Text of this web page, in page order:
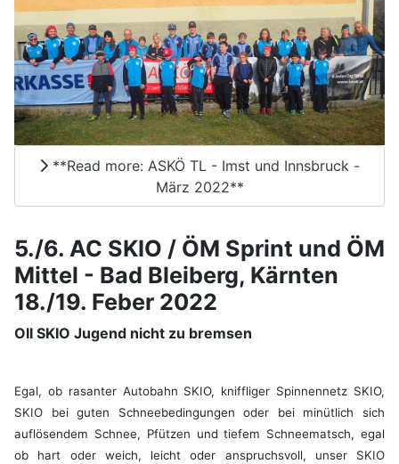
**Read more: ASKÖ TL - Imst und Innsbruck -
März 2022**
5./6. AC SKIO / ÖM Sprint und ÖM
Mittel - Bad Bleiberg, Kärnten
18./19. Feber 2022
OII SKIO Jugend nicht zu bremsen
Egal, ob rasanter Autobahn SKIO, kniffliger Spinnennetz SKIO,
SKIO bei guten Schneebedingungen oder bei minütlich sich
auflösendem Schnee, Pfützen und tiefem Schneematsch, egal
ob hart oder weich, leicht oder anspruchsvoll, unser SKIO